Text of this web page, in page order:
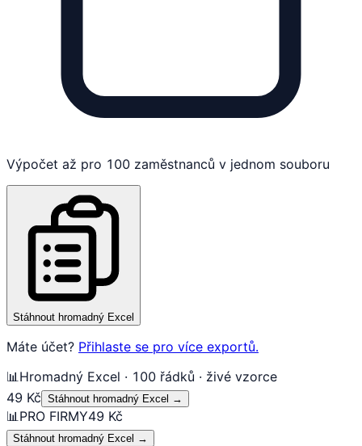
Výpočet až pro 100 zaměstnanců v jednom souboru
Stáhnout hromadný Excel
Máte účet? Přihlaste se pro více exportů.
📊Hromadný Excel · 100 řádků · živé vzorce
49 Kč Stáhnout hromadný Excel →
📊PRO FIRMY49 Kč
Stáhnout hromadný Excel →